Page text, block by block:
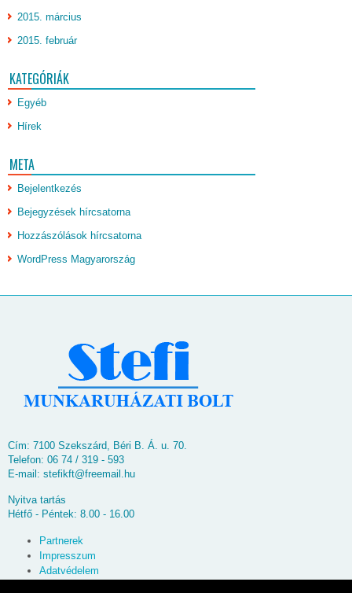
2015. március
2015. február
KATEGÓRIÁK
Egyéb
Hírek
META
Bejelentkezés
Bejegyzések hírcsatorna
Hozzászólások hírcsatorna
WordPress Magyarország
Cím: 7100 Szekszárd, Béri B. Á. u. 70.
Telefon: 06 74 / 319 - 593
E-mail: stefikft@freemail.hu
Nyitva tartás
Hétfő - Péntek: 8.00 - 16.00
Partnerek
Impresszum
Adatvédelem